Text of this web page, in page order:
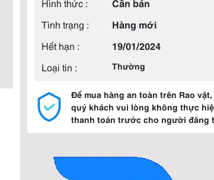
Tình trạng :
Hàng mới
Hết hạn :
19/01/2024
Loại tin :
Thường
Để mua hàng an toàn trên Rao vặt,
quý khách vui lòng không thực
thanh toán trước cho người đăng